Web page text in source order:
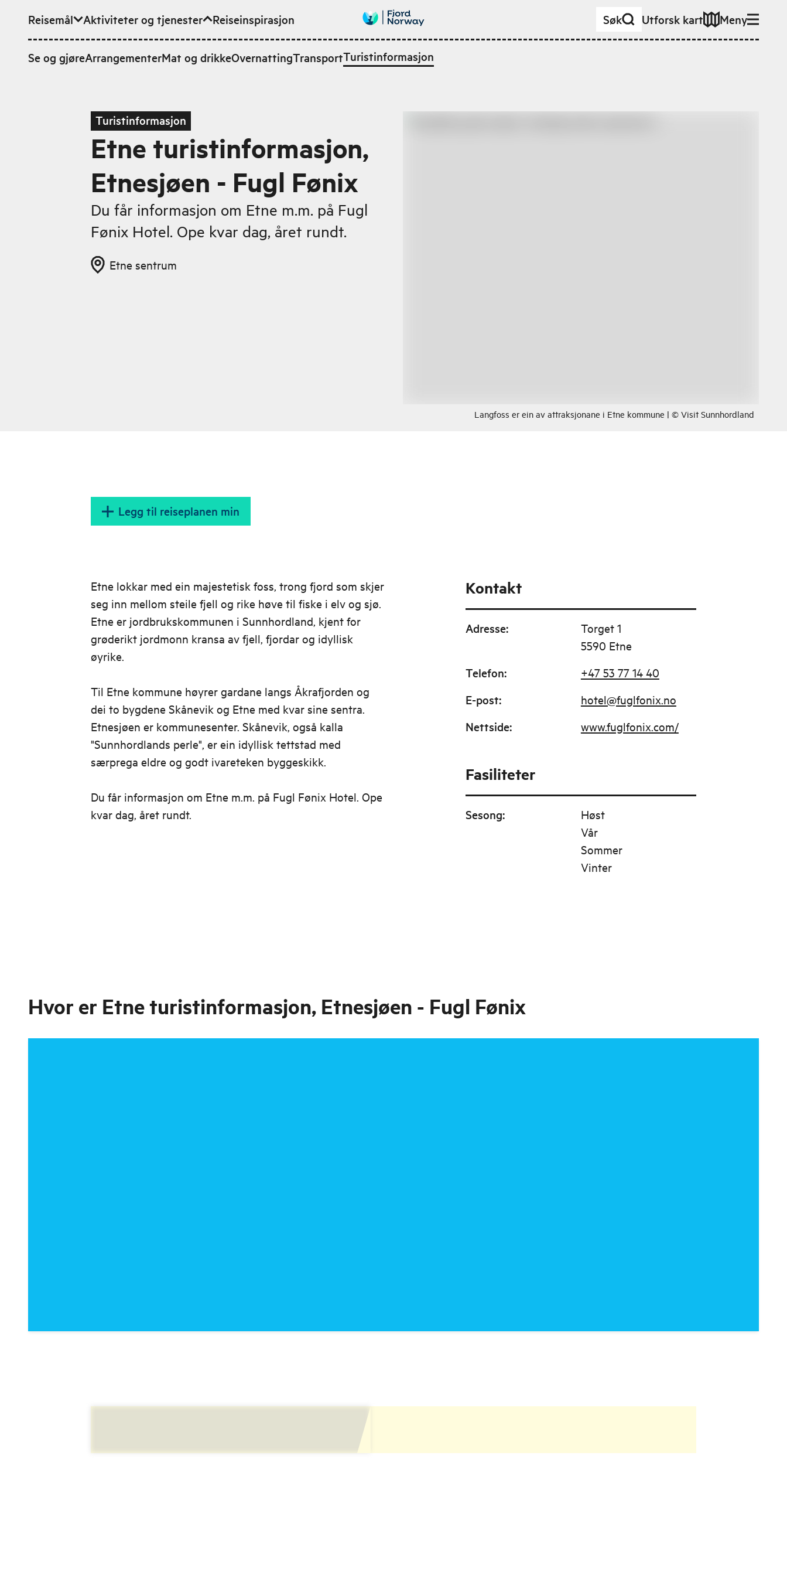
Hopp til hovedinnhold
Reisemål Aktiviteter og tjenester
Se og gjøreArrangementerMat og drikkeOvernattingTransportTuristinformasjon
Reiseinspirasjon Søk Utforsk kart Meny
Turistinformasjon
Etne turistinformasjon,
Etnesjøen - Fugl Fønix
Du får informasjon om Etne m.m. på Fugl
Fønix Hotel. Ope kvar dag, året rundt.
Etne sentrum
Langfoss er ein av attraksjonane i Etne kommune | © Visit Sunnhordland
Legg til reiseplanen min
Etne lokkar med ein majestetisk foss, trong fjord som skjer
seg inn mellom steile fjell og rike høve til fiske i elv og sjø.
Etne er jordbrukskommunen i Sunnhordland, kjent for
grøderikt jordmonn kransa av fjell, fjordar og idyllisk
øyrike.
Til Etne kommune høyrer gardane langs Åkrafjorden og
dei to bygdene Skånevik og Etne med kvar sine sentra.
Etnesjøen er kommunesenter. Skånevik, også kalla
"Sunnhordlands perle", er ein idyllisk tettstad med
særprega eldre og godt ivareteken byggeskikk.
Du får informasjon om Etne m.m. på Fugl Fønix Hotel. Ope
kvar dag, året rundt.
Kontakt
Adresse:
Torget 1
5590 Etne
Telefon: +47 53 77 14 40
E-post: hotel@fuglfonix.no
Nettside: www.fuglfonix.com/
Fasiliteter
Sesong:
Høst
Vår
Sommer
Vinter
Hvor er Etne turistinformasjon, Etnesjøen - Fugl Fønix